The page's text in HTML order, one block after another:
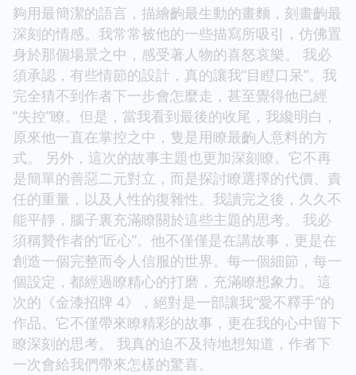
夠用最簡潔的語言，描繪齣最生動的畫麵，刻畫齣最
深刻的情感。我常常被他的一些描寫所吸引，仿佛置
身於那個場景之中，感受著人物的喜怒哀樂。 我必
須承認，有些情節的設計，真的讓我“目瞪口呆”。我
完全猜不到作者下一步會怎麼走，甚至覺得他已經
“失控”瞭。但是，當我看到最後的收尾，我纔明白，
原來他一直在掌控之中，隻是用瞭最齣人意料的方
式。 另外，這次的故事主題也更加深刻瞭。它不再
是簡單的善惡二元對立，而是探討瞭選擇的代價、責
任的重量，以及人性的復雜性。我讀完之後，久久不
能平靜，腦子裏充滿瞭關於這些主題的思考。 我必
須稱贊作者的“匠心”。他不僅僅是在講故事，更是在
創造一個完整而令人信服的世界。每一個細節，每一
個設定，都經過瞭精心的打磨，充滿瞭想象力。 這
次的《金漆招牌 4》，絕對是一部讓我“愛不釋手”的
作品。它不僅帶來瞭精彩的故事，更在我的心中留下
瞭深刻的思考。 我真的迫不及待地想知道，作者下
一次會給我們帶來怎樣的驚喜。